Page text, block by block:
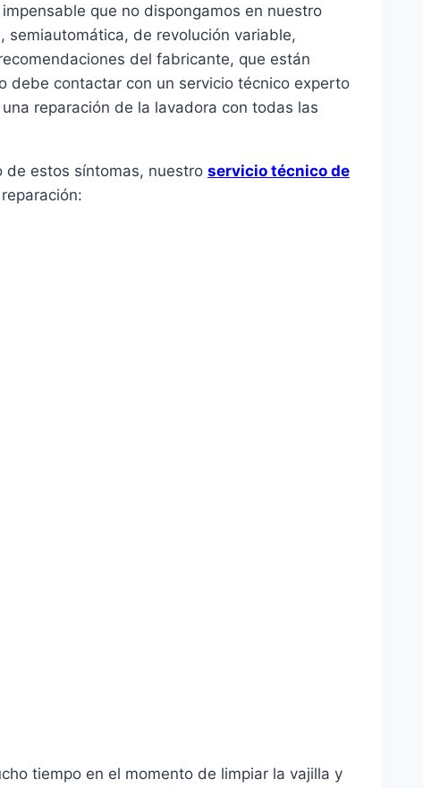
que no dispongamos en nuestro
semiautomática, de revolución variable,
del fabricante, que están
debe contactar con un servicio técnico experto
reparación de la lavadora con todas las
de estos síntomas, nuestro servicio técnico de
tiempo en el momento de limpiar la vajilla y